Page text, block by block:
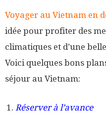
Voyager au Vietnam en
idée pour profiter des
climatiques et d’une
Voici quelques bons
séjour au Vietnam:
Réserver à l’avance